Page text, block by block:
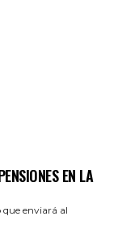
EN LA
enviará al